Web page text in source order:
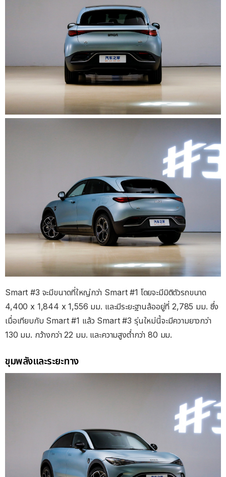
Smart #3 จะมีขนาดที่ใหญ่กว่า Smart #1 โดยจะมีมิติตัวรถขนาด
4,400 x 1,844 x 1,556 มม. และมีระยะฐานล้ออยู่ที่ 2,785 มม. ซึ่ง
เมื่อเทียบกับ Smart #1 แล้ว Smart #3 รุ่นใหม่นี้จะมีความยาวกว่า
130 มม. กว้างกว่า 22 มม. และความสูงต่ำกว่า 80 มม.
ขุมพลังและระยะทาง